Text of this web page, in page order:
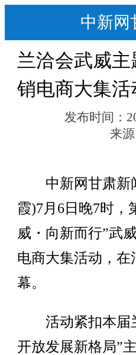
中新网
兰洽会武威
销电商大集活
发布时间：
来源
中新网甘肃新
霞)7月6日晚7时，
威・向新而行”武
电商大集活动，
幕。
活动紧扣本届
开放发展新格局”